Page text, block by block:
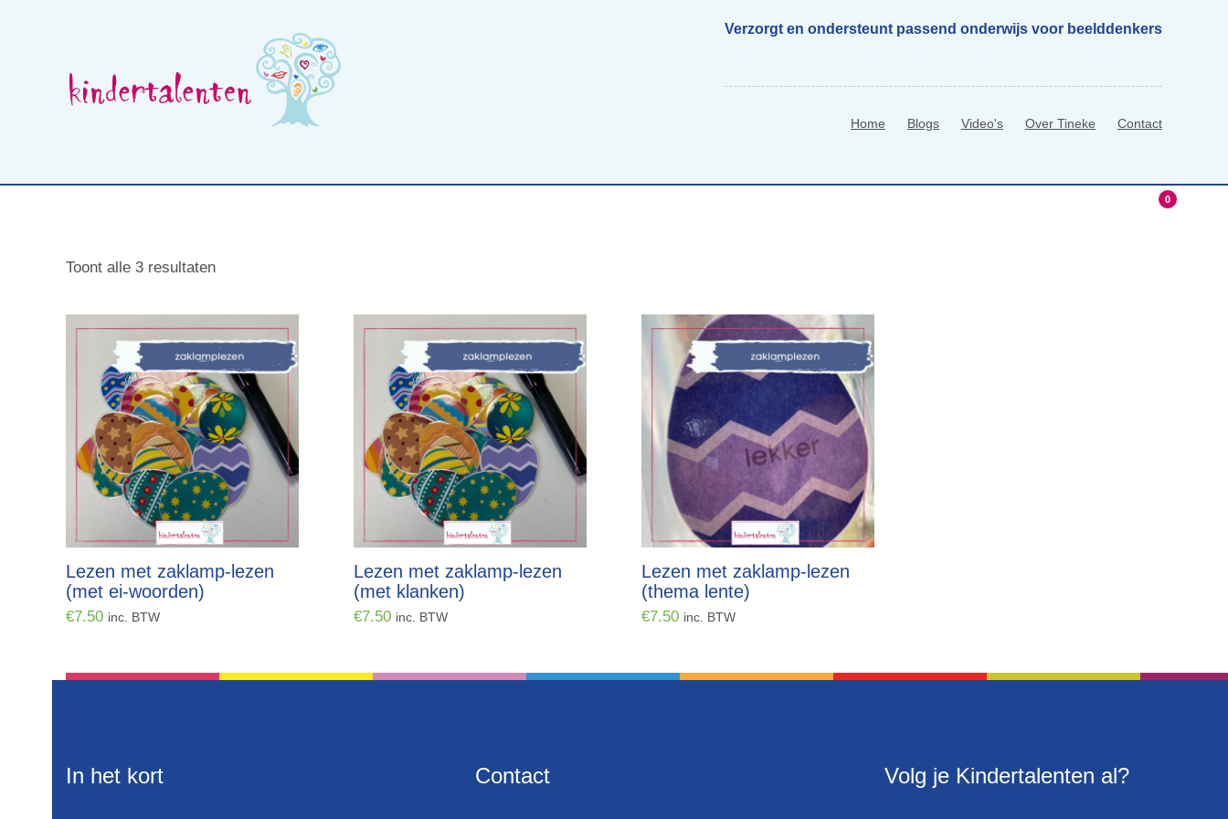
Verzorgt en ondersteunt passend onderwijs voor beelddenkers
Home Blogs Video's Over Tineke Contact
0
Toont alle 3 resultaten
Lezen met zaklamp-lezen
(met ei-woorden)
€7.50 inc. BTW
Lezen met zaklamp-lezen
(met klanken)
€7.50 inc. BTW
Lezen met zaklamp-lezen
(thema lente)
€7.50 inc. BTW
In het kort Contact Volg je Kindertalenten al?